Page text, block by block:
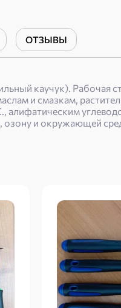
ОТЗЫВЫ
каучук). Рабочая
и смазкам,
алифатическим
и окружающей